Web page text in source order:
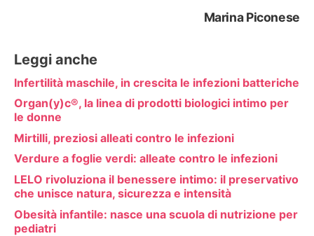
Marina Piconese
Leggi anche
Infertilità maschile, in crescita le infezioni batteriche
Organ(y)c®, la linea di prodotti biologici intimo per
le donne
Mirtilli, preziosi alleati contro le infezioni
Verdure a foglie verdi: alleate contro le infezioni
LELO rivoluziona il benessere intimo: il preservativo
che unisce natura, sicurezza e intensità
Obesità infantile: nasce una scuola di nutrizione per
pediatri